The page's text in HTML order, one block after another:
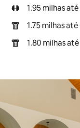
1.95 milhas
1.75 milhas
1.80 milhas